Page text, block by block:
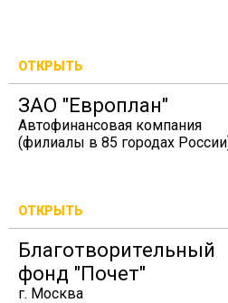
ОТКРЫТЬ
ЗАО "Европлан"
Автофинансовая компания
(филиалы в 85 городах
ОТКРЫТЬ
Благотворительный
фонд "Почет"
г. Москва